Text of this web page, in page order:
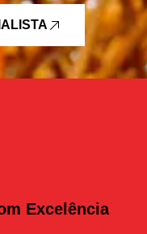
Excelência